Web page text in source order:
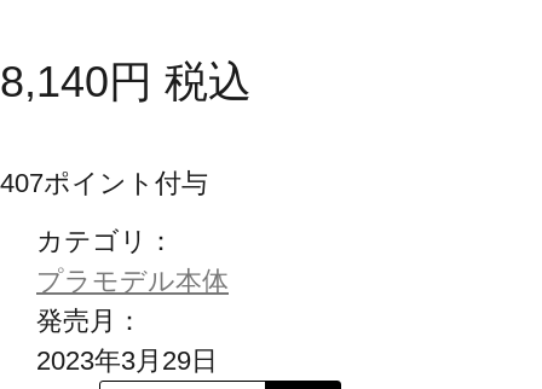
8,140円 税込
407ポイント付与
カテゴリ：
プラモデル本体
発売月：
2023年3月29日